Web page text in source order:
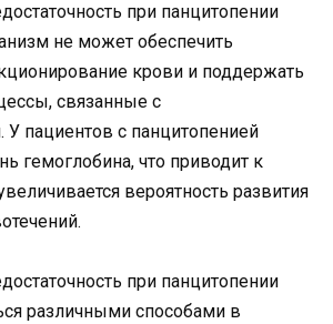
при панцитопении
не может обеспечить
крови и поддержать
связанные с
У пациентов с панцитопенией
гемоглобина, что приводит к
вероятность развития
при панцитопении
различными способами в